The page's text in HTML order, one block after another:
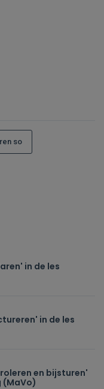
so
in de les
in de les
en bijsturen'
(MaVo)